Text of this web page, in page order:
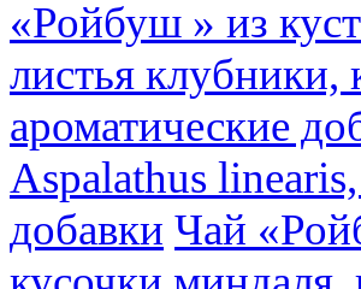
«Ройбуш » из
листья клубники,
ароматические
Aspalathus
добавки Чай